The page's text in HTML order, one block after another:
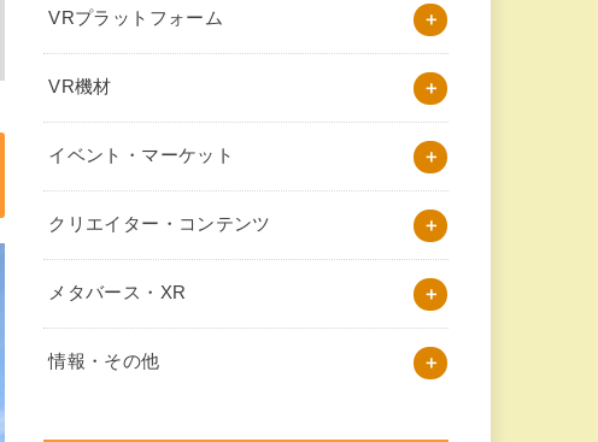
VRプラットフォーム
VR機材
イベント・マーケット
クリエイター・コンテンツ
メタバース・XR
情報・その他